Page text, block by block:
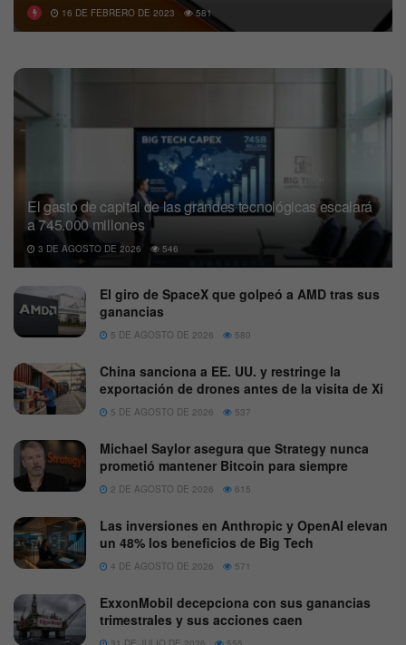
16 DE FEBRERO DE 2023 581
El gasto de capital de las grandes tecnológicas escalará
a 745.000 millones
3 DE AGOSTO DE 2026 546
El giro de SpaceX que golpeó a AMD tras sus
ganancias
5 DE AGOSTO DE 2026 580
China sanciona a EE. UU. y restringe la
exportación de drones antes de la visita de Xi
5 DE AGOSTO DE 2026 537
Michael Saylor asegura que Strategy nunca
prometió mantener Bitcoin para siempre
2 DE AGOSTO DE 2026 615
Las inversiones en Anthropic y OpenAI elevan
un 48% los beneficios de Big Tech
4 DE AGOSTO DE 2026 571
ExxonMobil decepciona con sus ganancias
trimestrales y sus acciones caen